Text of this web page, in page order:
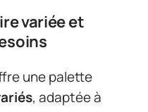
variée et
une palette
, adaptée à